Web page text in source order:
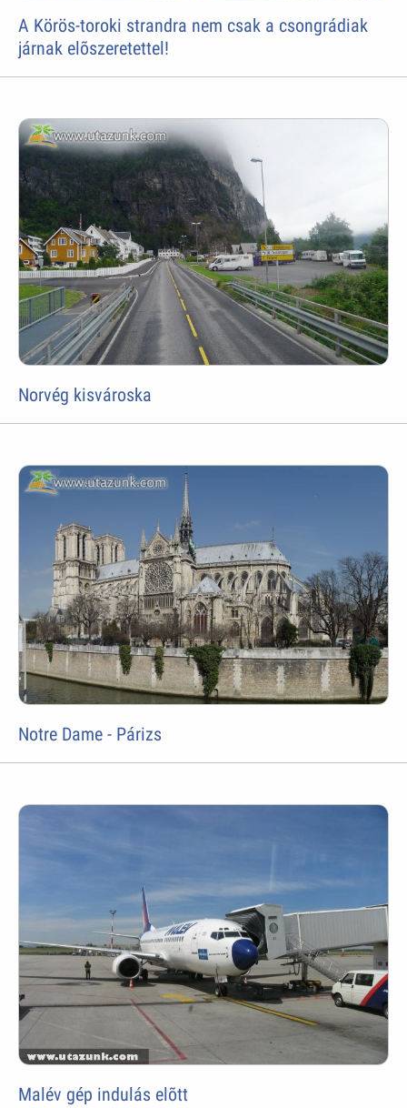
A Körös-toroki strandra nem csak a csongrádiak
járnak elõszeretettel!
Norvég kisvároska
Notre Dame - Párizs
Malév gép indulás elõtt